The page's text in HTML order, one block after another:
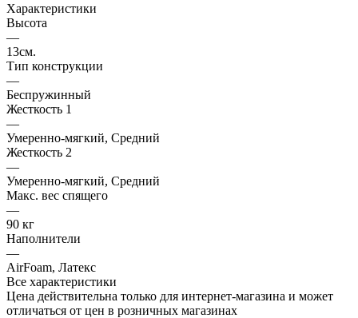
Характеристики
Высота
—
13см.
Тип конструкции
—
Беспружинный
Жесткость 1
—
Умеренно-мягкий, Средний
Жесткость 2
—
Умеренно-мягкий, Средний
Макс. вес спящего
—
90 кг
Наполнители
—
AirFoam, Латекс
Все характеристики
Цена действительна только для интернет-магазина и может
отличаться от цен в розничных магазинах